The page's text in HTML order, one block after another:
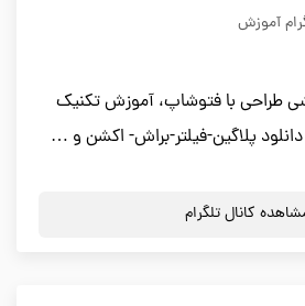
آموزش
طراحی با فتوشاپ، آموزش تکنیک
پلاگین-فیلتر-براش- اکشن و …
کانال تلگرام